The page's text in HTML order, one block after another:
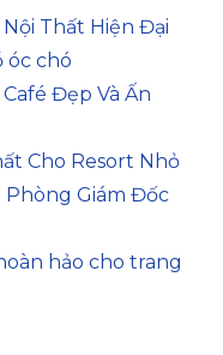
Thất Hiện Đại
óc chó
Đẹp Và Ấn
Cho Resort Nhỏ
Phòng Giám Đốc
hảo cho trang